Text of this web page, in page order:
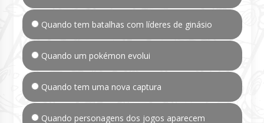
Quando tem batalhas com líderes de ginásio
Quando um pokémon evolui
Quando tem uma nova captura
Quando personagens dos jogos aparecem